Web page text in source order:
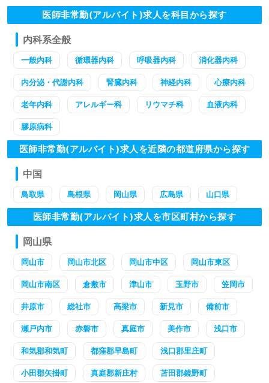
医師非常勤(アルバイト)求人を科目から探す
内科系全般
一般内科 循環器内科 呼吸器内科 消化器内科
内分泌・代謝内科 腎臓内科 神経内科 心療内科
老年内科 アレルギー科 リウマチ科 血液内科
膠原病科
医師非常勤(アルバイト)求人を近隣の都道府県から探す
中国
鳥取県 島根県 岡山県 広島県 山口県
医師非常勤(アルバイト)求人を市区町村から探す
岡山県
岡山市 岡山市北区 岡山市中区 岡山市東区
岡山市南区 倉敷市 津山市 玉野市 笠岡市
井原市 総社市 高梁市 新見市 備前市
瀬戸内市 赤磐市 真庭市 美作市 浅口市
和気郡和気町 都窪郡早島町 浅口郡里庄町
小田郡矢掛町 真庭郡新庄村 苫田郡鏡野町